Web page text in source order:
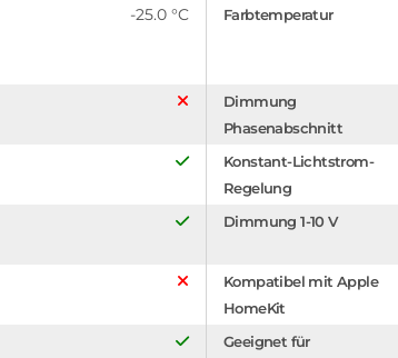
-25.0 °C Farbtemperatur
Dimmung
Phasenabschnitt
Konstant-Lichtstrom-
Regelung
Dimmung 1-10 V
Kompatibel mit Apple
HomeKit
Geeignet für